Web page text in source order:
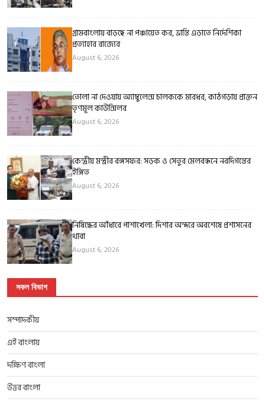
গ্রামবাংলায় বাড়ছে না পঞ্চায়েত কর, ভ্রান্তি এড়াতে নির্দেশিকা
প্রত্যাহার রাজ্যের
August 6, 2026
তোলা না দেওয়ায় অ্যাম্বুলেন্স চালককে মারধর, কাঠগড়ায় প্রাক্তন
তৃণমূল কাউন্সিলর
August 6, 2026
কেন্দ্রীয় মন্ত্রীর বঙ্গসফর: সড়ক ও সেতুর মেলবন্ধনে নবদিগন্তের
ইঙ্গিত
August 6, 2026
নিষিদ্ধের আঁধারে পাশাখেলা: দিশার অন্দরে অবশেষে প্রশাসনের
থাবা
August 6, 2026
সকল বিভাগ
সম্পাদকীয়
এই বাংলায়
দক্ষিণ বাংলা
উত্তর বাংলা